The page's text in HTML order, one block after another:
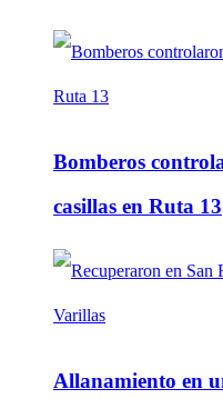
Bomberos
casillas en Ruta 13
Allanamiento en